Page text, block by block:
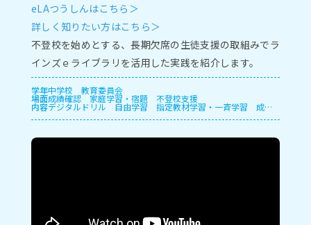
eLAつうしんはこちら＞
詳しく知りたい方はこちら＞
不登校を始めとする、長期欠席の生徒支援の取組みでラ
インズｅライブラリを活用した実践を紹介します。
学年中学校 教育委員会
場面成績確認 家庭学習・宿題 不登校支援
内容デジタルドリル 自由学習 指定教材学習・一斉学習 成績
管理